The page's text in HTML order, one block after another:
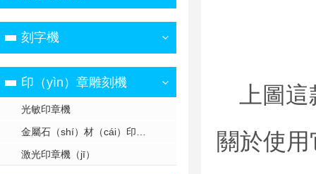
刻字機
印（yìn）章雕刻機
光敏印章機
激光印章機（jī）
上圖
關於使